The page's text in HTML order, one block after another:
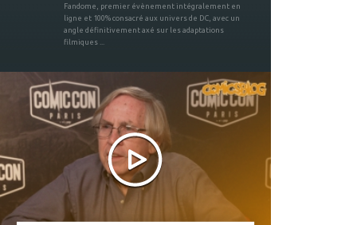
Fandome, premier évènement intégralement en
ligne et 100% consacré aux univers de DC, avec un
angle définitivement axé sur les adaptations
filmiques ...